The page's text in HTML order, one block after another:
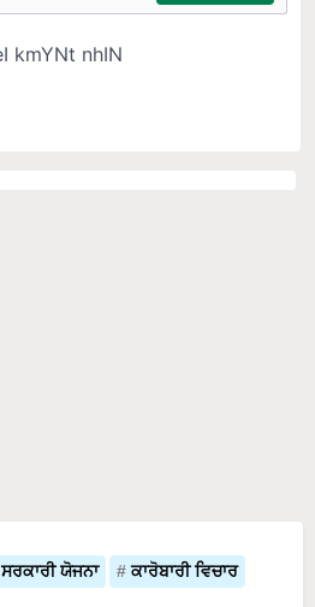
ਸਰਕਾਰੀ ਯੋਜਨਾ ਕਾਰੋਬਾਰੀ ਵਿਚਾਰ